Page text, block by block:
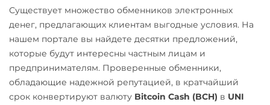
Ravencoin (RVN)
Ripple (XRP)
Shib
ERC20 BEP20
Solana (SOL)
Карта МИР RUB
USD RUB
KZT
GBP CNY
JPY
TRY BYN
CAD
AMD
HKD PLN
INR
Существует множество обменников электронных
денег, предлагающих клиентам выгодные условия. На
нашем портале вы найдете десятки предложений,
которые будут интересны частным лицам и
предпринимателям. Проверенные обменники,
обладающие надежной репутацией, в кратчайший
срок конвертируют валюту Bitcoin Cash (BCH) в UNI